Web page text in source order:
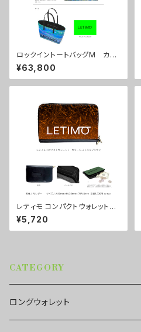
ロックイントートバッグM カラ
ー/シティーナイト ■配送まで
約１か月
¥63,800
レティモ コンパクトウォレット
カラー/ミストラルブラウン ■
配送まで3週間
¥5,720
CATEGORY
ロングウォレット